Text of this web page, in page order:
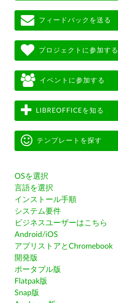
フィードバックを送る
プロジェクトに参加する
イベントに参加する
LIBREOFFICEを知る
テンプレートを探す
OSを選択
言語を選択
インストール手順
システム要件
ビジネスユーザーはこちら
Android/iOS
アプリストアとChromebook
開発版
ポータブル版
Flatpak版
Snap版